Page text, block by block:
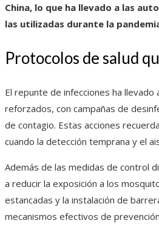
China, lo que ha llevado a las
las utilizadas durante la
Protocolos de salud
El repunte de infecciones ha
reforzados, con campañas de
de contagio. Estas acciones
cuando la detección temprana y el
Además de las medidas de control
a reducir la exposición a los
estancadas y la instalación de
mecanismos efectivos de